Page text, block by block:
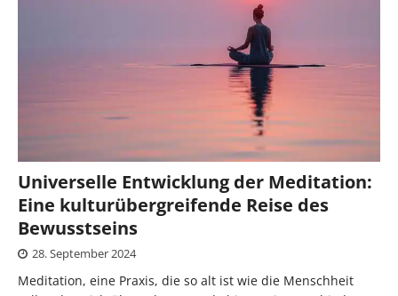
Universelle Entwicklung der Meditation:
Eine kulturübergreifende Reise des
Bewusstseins
28. September 2024
Meditation, eine Praxis, die so alt ist wie die Menschheit